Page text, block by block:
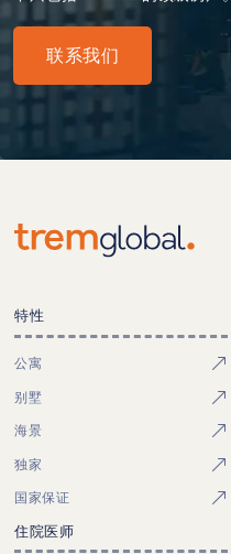
联系我们
特性
公寓
别墅
海景
独家
国家保证
住院医师